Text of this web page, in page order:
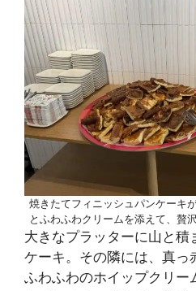
焼きたてフィニッシュパンケーキ
とふわふわクリームを添えて、贅
大きなプラッターに山と積
ケーキ。その隣には、真っ
ふわふわのホイップクリー